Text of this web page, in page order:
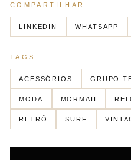
COMPARTILHAR
LINKEDIN WHATSAPP
TAGS
ACESSÓRIOS GRUPO
MODA MORMAII
RETRÔ SURF